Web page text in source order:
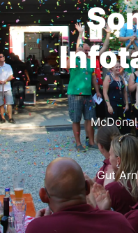
Gut